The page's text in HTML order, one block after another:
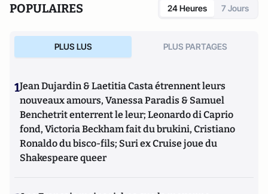
POPULAIRES 24 Heures 7 Jours
PLUS LUS PLUS PARTAGES
1Jean Dujardin & Laetitia Casta étrennent leurs
nouveaux amours, Vanessa Paradis & Samuel
Benchetrit enterrent le leur; Leonardo di Caprio
fond, Victoria Beckham fait du brukini, Cristiano
Ronaldo du bisco-fils; Suri ex Cruise joue du
Shakespeare queer